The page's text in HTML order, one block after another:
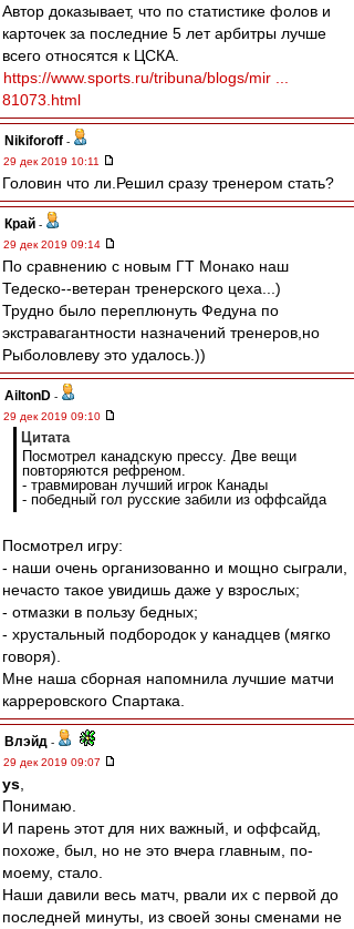
Автор доказывает, что по статистике фолов и
карточек за последние 5 лет арбитры лучше
всего относятся к ЦСКА.
https://www.sports.ru/tribuna/blogs/mir ...
81073.html
Nikiforoff -
29 дек 2019 10:11
Головин что ли.Решил сразу тренером стать?
Край -
29 дек 2019 09:14
По сравнению с новым ГТ Монако наш
Тедеско--ветеран тренерского цеха...)
Трудно было переплюнуть Федуна по
экстравагантности назначений тренеров,но
Рыболовлеву это удалось.))
AiltonD -
29 дек 2019 09:10
Цитата
Посмотрел канадскую прессу. Две вещи
повторяются рефреном.
- травмирован лучший игрок Канады
- победный гол русские забили из оффсайда
Посмотрел игру:
- наши очень организованно и мощно сыграли,
нечасто такое увидишь даже у взрослых;
- отмазки в пользу бедных;
- хрустальный подбородок у канадцев (мягко
говоря).
Мне наша сборная напомнила лучшие матчи
карреровского Спартака.
Влэйд -
29 дек 2019 09:07
ys
Понимаю.
И парень этот для них важный, и оффсайд,
похоже, был, но не это вчера главным, по-
моему, стало.
Наши давили весь матч, рвали их с первой до
последней минуты, из своей зоны сменами не